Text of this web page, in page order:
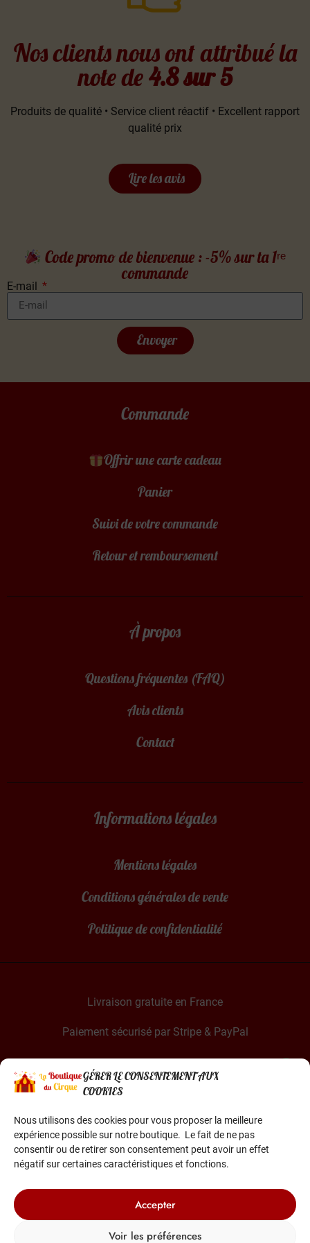
GÉRER LE CONSENTEMENT AUX
COOKIES
Nous utilisons des cookies pour vous proposer la meilleure
expérience possible sur notre boutique. Le fait de ne pas
consentir ou de retirer son consentement peut avoir un effet
négatif sur certaines caractéristiques et fonctions.
Accepter
Voir les préférences
Nos clients nous ont attribué la
note de4.8 sur 5
Produits de qualité • Service client réactif • Excellent rapport
qualité prix
Lire les avis
Code promo de bienvenue : -5% sur ta 1ʳᵉ
commande
E-mail
Envoyer
Commande
Offrir une carte cadeau
Panier
Suivi de votre commande
Retour et remboursement
À propos
Questions fréquentes (FAQ)
Avis clients
Contact
Informations légales
Mentions légales
Conditions générales de vente
Politique de confidentialité
Livraison gratuite en France
Paiement sécurisé par Stripe & PayPal
La Boutique du Cirque est une entreprise française
Basée dans le sud de la France